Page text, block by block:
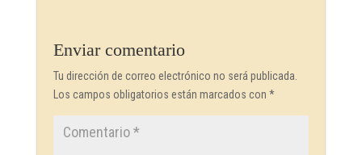
Enviar comentario
Tu dirección de correo electrónico no será publicada.
Los campos obligatorios están marcados con *